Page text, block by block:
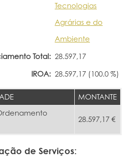
Tecnologias
Agrárias e do
Ambiente
Total: 28.597,17
IROA: 28.597,17 (100.0 %)
MONTANTE
28.597,17 €
de Serviços: